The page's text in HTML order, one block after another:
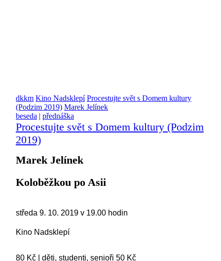
dkkm Kino Nadsklepí Procestujte svět s Domem kultury
(Podzim 2019) Marek Jelínek
beseda | přednáška
Procestujte svět s Domem kultury (Podzim
2019)
Marek Jelínek
Koloběžkou po Asii
středa 9. 10. 2019 v 19.00 hodin
Kino Nadsklepí
80 Kč
děti, studenti, senioři 50 Kč